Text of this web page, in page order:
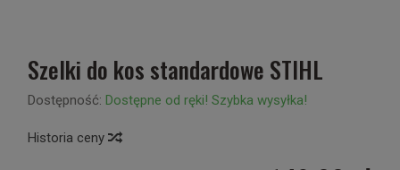
Szelki do kos standardowe STIHL
Dostępność: Dostępne od ręki! Szybka wysyłka!
Historia ceny